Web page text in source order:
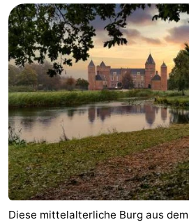
Diese mittelalterliche Burg aus